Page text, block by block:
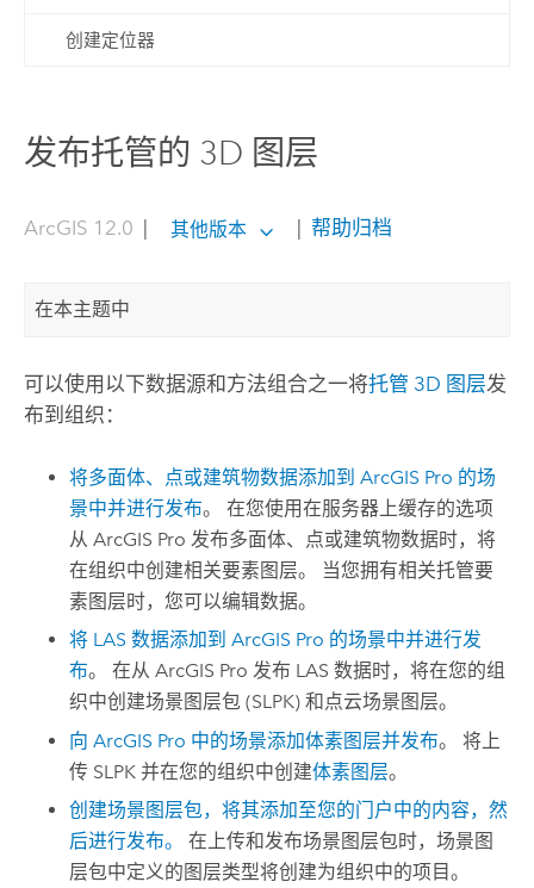
创建定位器
发布托管的 3D 图层
ArcGIS 12.0 其他版本 帮助归档
在本主题中
可以使用以下数据源和方法组合之一将托管 3D 图层发
布到组织：
将多面体、点或建筑物数据添加到ArcGIS Pro 的场
景中并进行发布。 在您使用在服务器上缓存的选项
从ArcGIS Pro 发布多面体、点或建筑物数据时，将
在组织中创建相关要素图层。 当您拥有相关托管要
素图层时，您可以编辑数据。
将 LAS 数据添加到ArcGIS Pro 的场景中并进行发
布。 在从ArcGIS Pro 发布 LAS 数据时，将在您的组
织中创建场景图层包 (SLPK) 和点云场景图层。
向ArcGIS Pro 中的场景添加体素图层并发布。 将上
传 SLPK 并在您的组织中创建体素图层。
创建场景图层包，将其添加至您的门户中的内容，然
后进行发布。
在上传和发布场景图层包时，场景图
层包中定义的图层类型将创建为组织中的项目。